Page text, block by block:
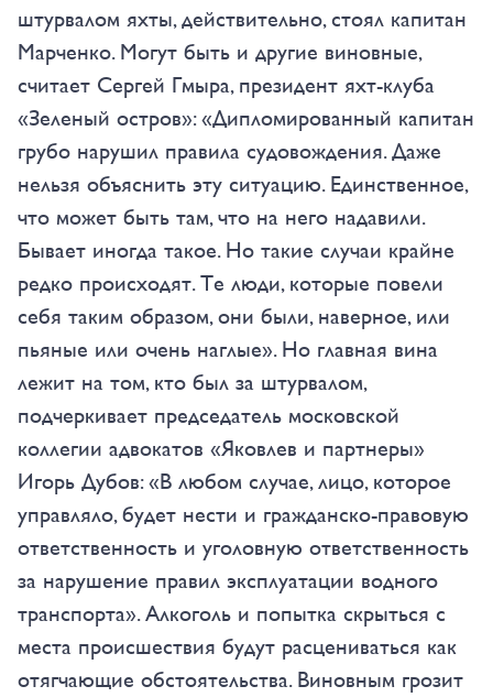
штурвалом яхты, действительно, стоял капитан
Марченко. Могут быть и другие виновные,
считает Сергей Гмыра, президент яхт-клуба
«Зеленый остров»: «Дипломированный капитан
грубо нарушил правила судовождения. Даже
нельзя объяснить эту ситуацию. Единственное,
что может быть там, что на него надавили.
Бывает иногда такое. Но такие случаи крайне
редко происходят. Те люди, которые повели
себя таким образом, они были, наверное, или
пьяные или очень наглые». Но главная вина
лежит на том, кто был за штурвалом,
подчеркивает председатель московской
коллегии адвокатов «Яковлев и партнеры»
Игорь Дубов: «В любом случае, лицо, которое
управляло, будет нести и гражданско-правовую
ответственность и уголовную ответственность
за нарушение правил эксплуатации водного
транспорта». Алкоголь и попытка скрыться с
места происшествия будут расцениваться как
отягчающие обстоятельства. Виновным грозит